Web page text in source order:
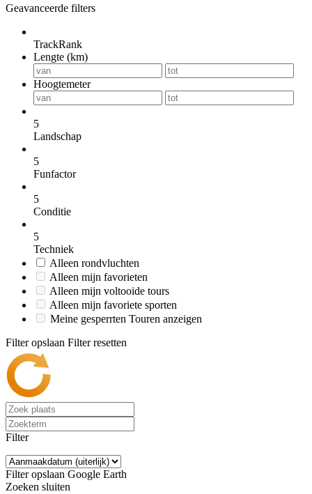
Geavanceerde filters
TrackRank
Lengte (km)
Hoogtemeter
5
Landschap
5
Funfactor
5
Conditie
5
Techniek
Alleen rondvluchten
Alleen mijn favorieten
Alleen mijn voltooide tours
Alleen mijn favoriete sporten
Meine gesperrten Touren anzeigen
Filter opslaan Filter resetten
Filter
Filter opslaan Google Earth
Zoeken sluiten